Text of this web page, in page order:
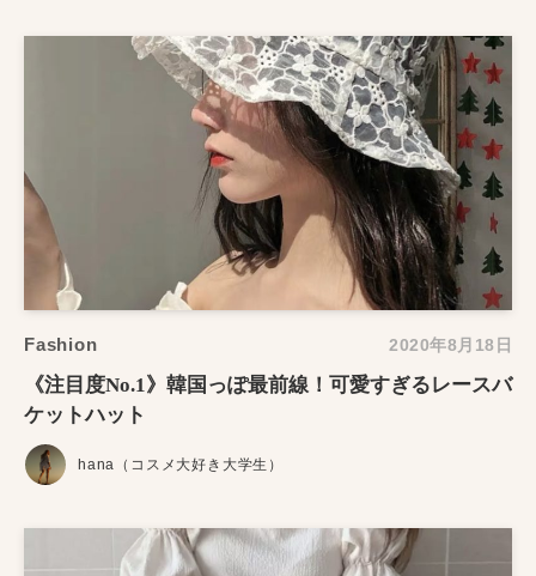
Fashion 2020年8月18日
《注目度No.1》韓国っぽ最前線！可愛すぎるレースバ
ケットハット
hana（コスメ大好き大学生）